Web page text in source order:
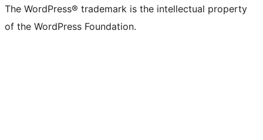
The WordPress® trademark is the intellectual property
of the WordPress Foundation.